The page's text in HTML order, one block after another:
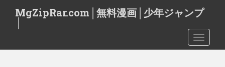
t
MgZipRar.com│無料漫画│少年ジャンプ